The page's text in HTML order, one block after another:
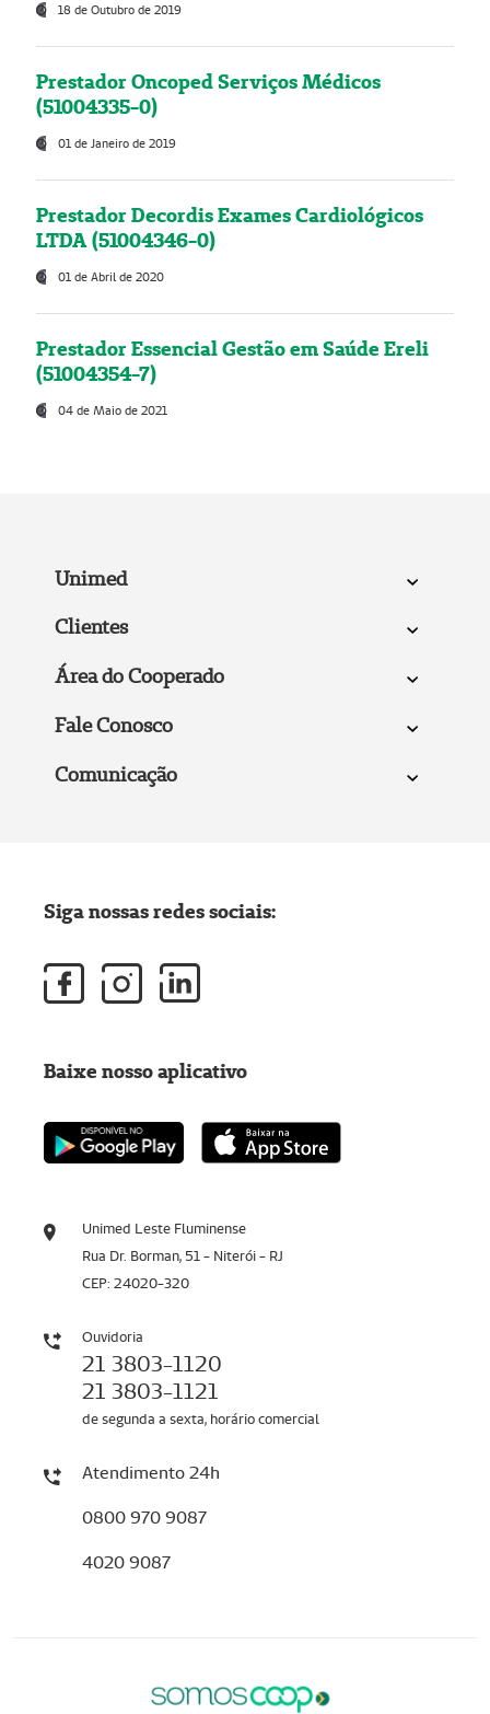
18 de Outubro de 2019
Prestador Oncoped Serviços Médicos
(51004335-0)
01 de Janeiro de 2019
Prestador Decordis Exames Cardiológicos
LTDA (51004346-0)
01 de Abril de 2020
Prestador Essencial Gestão em Saúde Ereli
(51004354-7)
04 de Maio de 2021
Unimed
Clientes
Área do Cooperado
Fale Conosco
Comunicação
Unimed Leste Fluminense
Rua Dr. Borman, 51 - Niterói - RJ
CEP: 24020-320
Ouvidoria
21 3803-1120
21 3803-1121
de segunda a sexta, horário comercial
Atendimento 24h
0800 970 9087
4020 9087
Siga nossas redes sociais:
Baixe nosso aplicativo